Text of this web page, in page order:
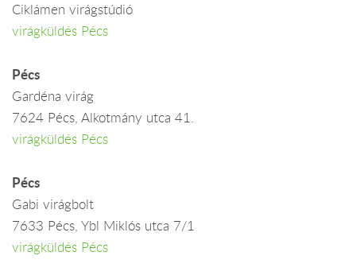
Ciklámen virágstúdió
virágküldés Pécs
Pécs
Gardéna virág
7624 Pécs, Alkotmány utca 41.
virágküldés Pécs
Pécs
Gabi virágbolt
7633 Pécs, Ybl Miklós utca 7/1
virágküldés Pécs